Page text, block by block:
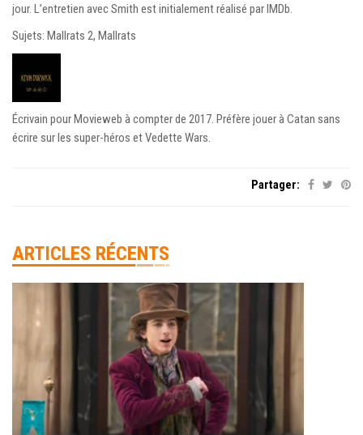
jour. L’entretien avec Smith est initialement réalisé par IMDb.
Sujets: Mallrats 2, Mallrats
Écrivain pour Movieweb à compter de 2017. Préfère jouer à Catan sans
écrire sur les super-héros et Vedette Wars.
Partager:
ARTICLES RÉCENTS